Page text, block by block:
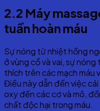
2.2 Máy
tuần hoàn máu
Sự nóng từ nhiệt hồng
ở vùng cổ và vai, sự
thích trên các mạch máu
Điều này dẫn đến việc
oxy đến các cơ và mô,
chất độc hại trong máu.